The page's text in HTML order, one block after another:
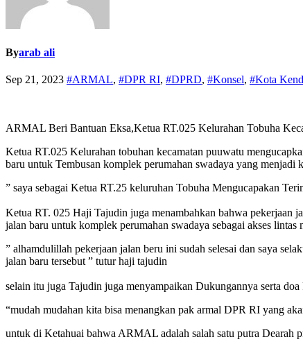
Byarab ali
Sep 21, 2023 #ARMAL, #DPR RI, #DPRD, #Konsel, #Kota
ARMAL Beri Bantuan Eksa,Ketua RT.025 Kelurahan Tobuha
Ketua RT.025 Kelurahan tobuhan kecamatan puuwatu
baru untuk Tembusan komplek perumahan swadaya yang menjadi
” saya sebagai Ketua RT.25 keluruhan Tobuha Mengucapakan
Ketua RT. 025 Haji Tajudin juga menambahkan bahwa pekerjaan
jalan baru untuk komplek perumahan swadaya sebagai akses lintas
” alhamdulillah pekerjaan jalan beru ini sudah selesai dan saya
jalan baru tersebut ” tutur haji tajudin
selain itu juga Tajudin juga menyampaikan Dukungannya serta
“mudah mudahan kita bisa menangkan pak armal DPR RI yang
untuk di Ketahuai bahwa ARMAL adalah salah satu putra Dearah